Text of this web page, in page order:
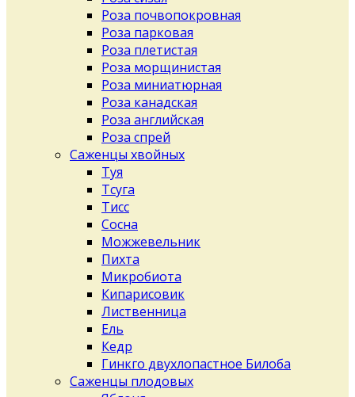
Роза почвопокровная
Роза парковая
Роза плетистая
Роза морщинистая
Роза миниатюрная
Роза канадская
Роза английская
Роза спрей
Саженцы хвойных
Туя
Тсуга
Тисс
Сосна
Можжевельник
Пихта
Микробиота
Кипарисовик
Лиственница
Ель
Кедр
Гинкго двухлопастное Билоба
Саженцы плодовых